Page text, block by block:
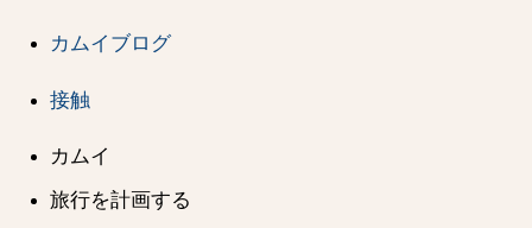
カムイブログ
接触
カムイ
旅行を計画する